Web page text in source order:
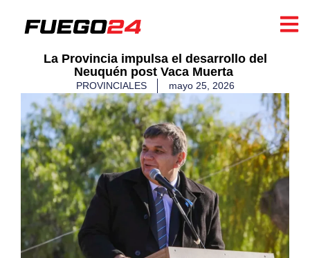
​La Provincia impulsa el desarrollo del
Neuquén post Vaca Muerta ​
PROVINCIALES mayo 25, 2026